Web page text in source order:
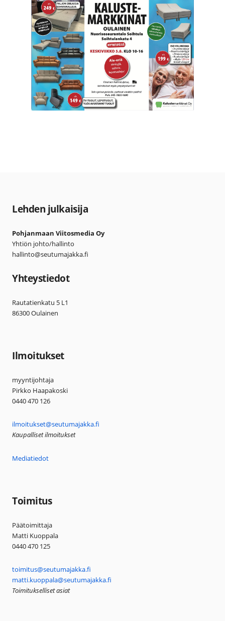
Lehden julkaisija
Pohjanmaan Viitosmedia Oy
Yhtiön johto/hallinto
hallinto@seutumajakka.fi
Yhteystiedot
Rautatienkatu 5 L1
86300 Oulainen
Ilmoitukset
myyntijohtaja
Pirkko Haapakoski
0440 470 126
ilmoitukset@seutumajakka.fi
Kaupalliset ilmoitukset
Mediatiedot
Toimitus
Päätoimittaja
Matti Kuoppala
0440 470 125
toimitus@seutumajakka.fi
matti.kuoppala@seutumajakka.fi
Toimitukselliset asiat